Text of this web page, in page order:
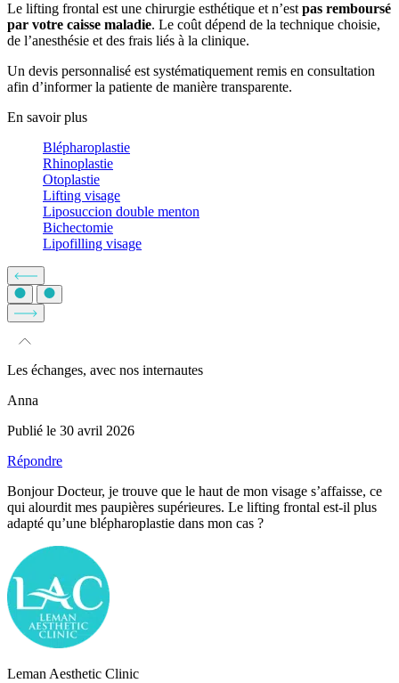
Le lifting frontal est une chirurgie esthétique et n’est pas remboursé
par votre caisse maladie. Le coût dépend de la technique choisie,
de l’anesthésie et des frais liés à la clinique.
Un devis personnalisé est systématiquement remis en consultation
afin d’informer la patiente de manière transparente.
En savoir plus
Blépharoplastie
Rhinoplastie
Otoplastie
Lifting visage
Liposuccion double menton
Bichectomie
Lipofilling visage
Les échanges, avec nos internautes
Anna
Publié le 30 avril 2026
Répondre
Bonjour Docteur, je trouve que le haut de mon visage s’affaisse, ce
qui alourdit mes paupières supérieures. Le lifting frontal est-il plus
adapté qu’une blépharoplastie dans mon cas ?
Leman Aesthetic Clinic